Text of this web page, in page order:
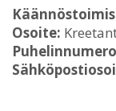
Osoite: